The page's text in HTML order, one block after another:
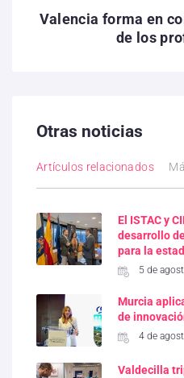
Valencia forma en
de los
Otras noticias
Artículos relacionados
El ISTAC y
desarrollo
para la
5 de
Murcia
de
4 de
Valdecilla